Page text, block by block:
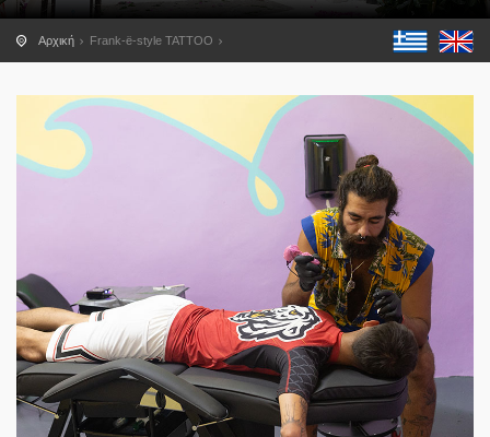
Αρχική Frank-ë-style TATTOO